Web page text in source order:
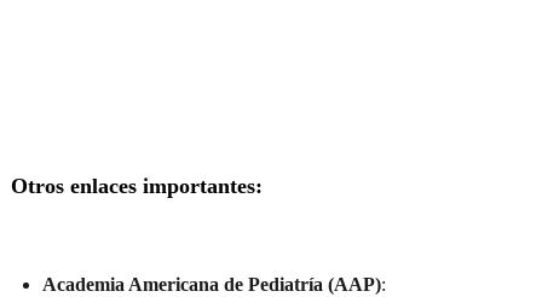
Otros enlaces importantes:
Academia Americana de Pediatría (AAP):